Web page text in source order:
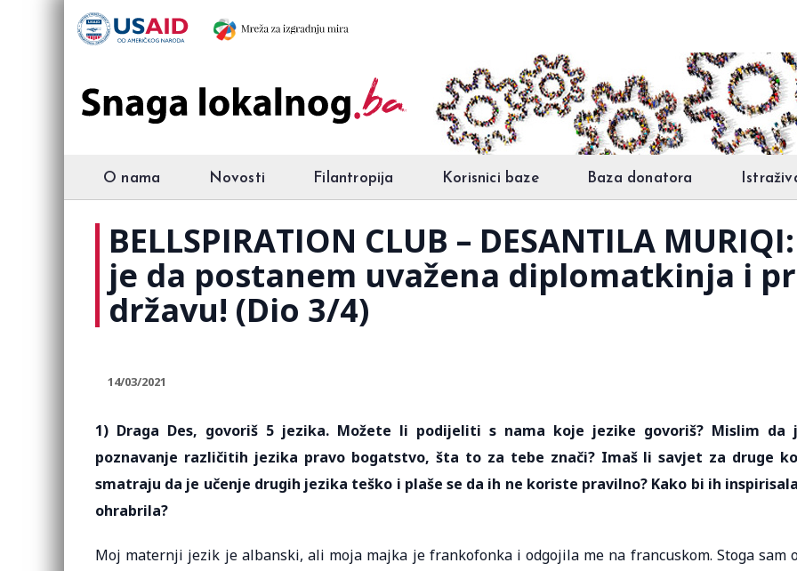
O nama Novosti Filantropija Korisnici baze Baza donatora
BELLSPIRATION CLUB – DESANTILA
je da postanem uvažena diplomatkinja i
državu! (Dio 3/4)
14/03/2021
1) Draga Des, govoriš 5 jezika. Možete li podijeliti s nama koje jezike govoriš? Mislim da
poznavanje različitih jezika pravo bogatstvo, šta to za tebe znači? Imaš li savjet za druge
smatraju da je učenje drugih jezika teško i plaše se da ih ne koriste pravilno? Kako bi ih
ohrabrila?
Moj maternji jezik je albanski, ali moja majka je frankofonka i odgojila me na francuskom. Stoga sam